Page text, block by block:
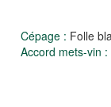
Cépage : Folle
Accord mets-vin :